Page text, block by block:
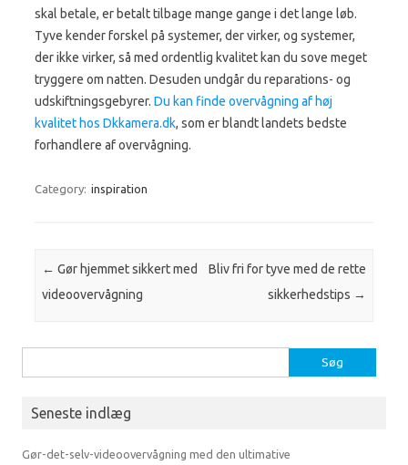
skal betale, er betalt tilbage mange gange i det lange løb.
Tyve kender forskel på systemer, der virker, og systemer,
der ikke virker, så med ordentlig kvalitet kan du sove meget
tryggere om natten. Desuden undgår du reparations- og
udskiftningsgebyrer. Du kan finde overvågning af høj
kvalitet hos Dkkamera.dk, som er blandt landets bedste
forhandlere af overvågning.
Category: inspiration
Post navigation
← Gør hjemmet sikkert med
videoovervågning
Bliv fri for tyve med de rette
sikkerhedstips →
efter:
Seneste indlæg
Gør-det-selv-videoovervågning med den ultimative